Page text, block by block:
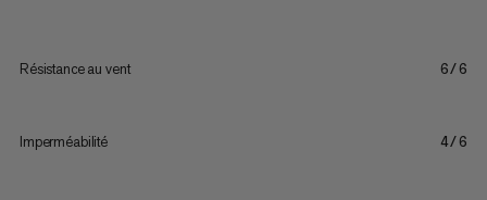
Résistance au vent 6/6
Imperméabilité 4/6